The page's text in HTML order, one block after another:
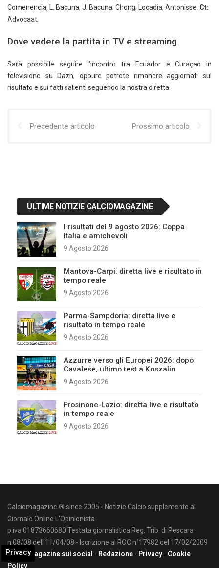
Comenencia, L. Bacuna, J. Bacuna; Chong; Locadia, Antonisse. Ct:
Advocaat.
Dove vedere la partita in TV e streaming
Sarà possibile seguire l’incontro tra Ecuador e Curaçao in
televisione su Dazn, oppure potrete rimanere aggiornati sul
risultato e sui fatti salienti seguendo la nostra diretta.
Precedente articolo Prossimo articolo
ULTIME NOTIZIE CALCIOMAGAZINE
I risultati del 9 agosto 2026: Coppa
Italia e amichevoli
9 Agosto 2026
Mantova-Carpi: diretta live e risultato in
tempo reale
9 Agosto 2026
Parma-Sampdoria: diretta live e
risultato in tempo reale
9 Agosto 2026
Azzurre verso gli Europei 2026: dopo
Cavalese, ultimo test a Koszalin
9 Agosto 2026
Frosinone-Lazio: diretta live e risultato
in tempo reale
9 Agosto 2026
Calciomagazine ® since 2005 - Notizie Calcio supplemento al
Giornale Online L'Opinionista
p.iva 01873660680 Testata giornalistica Reg. Trib. di Pescara
n.08/08 dell'11/04/08 - Iscrizione al ROC n°17982 del 17/02/2009
Calciomagazine sui social - Redazione - Privacy - Cookie
Policy
Privacy